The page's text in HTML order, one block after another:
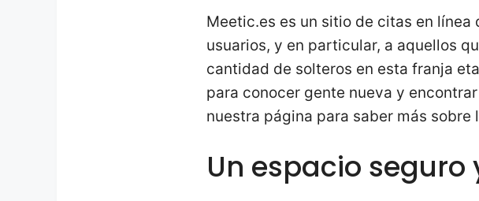
Meetic.es es un sitio de citas en
usuarios, y en particular, a aquellos
cantidad de solteros en esta franja
para conocer gente nueva y
nuestra página para saber más
Un espacio